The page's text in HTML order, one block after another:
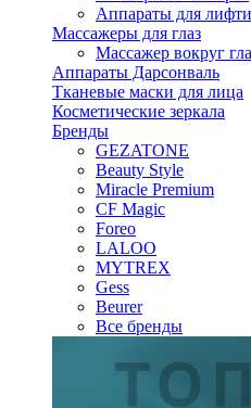
Аппараты для
Массажеры для глаз
Массажер вокруг
Аппараты Дарсонваль
Тканевые маски для лица
Косметические зеркала
Бренды
GEZATONE
Beauty Style
Miracle Premium
CF Magic
Foreo
LALOO
MYTREX
Gess
Beurer
Все бренды